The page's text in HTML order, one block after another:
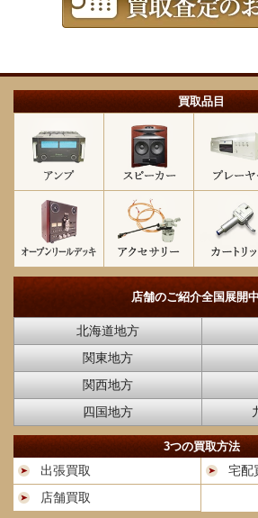
買取品目
店舗のご紹介全国展開
北海道地方
関東地方
関西地方
四国地方
3つの買取方法
出張買取
宅配
店舗買取